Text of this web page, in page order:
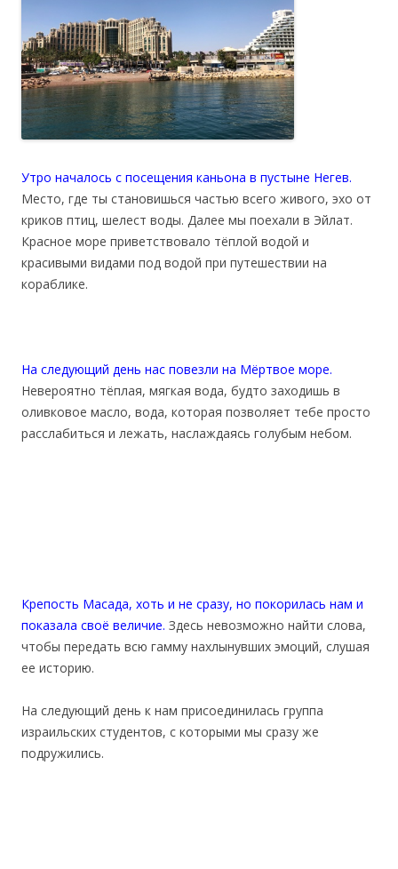
Утро началось с посещения каньона в пустыне Негев.
Место, где ты становишься частью всего живого, эхо от
криков птиц, шелест воды. Далее мы поехали в Эйлат.
Красное море приветствовало тёплой водой и
красивыми видами под водой при путешествии на
кораблике.
На следующий день нас повезли на Мёртвое море.
Невероятно тёплая, мягкая вода, будто заходишь в
оливковое масло, вода, которая позволяет тебе просто
расслабиться и лежать, наслаждаясь голубым небом.
Крепость Масада, хоть и не сразу, но покорилась нам и
показала своё величие. Здесь невозможно найти слова,
чтобы передать всю гамму нахлынувших эмоций, слушая
ее историю.
На следующий день к нам присоединилась группа
израильских студентов, с которыми мы сразу же
подружились.